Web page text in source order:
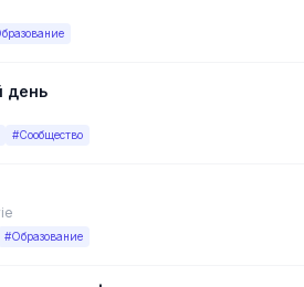
день
#Сообщество
#Образование